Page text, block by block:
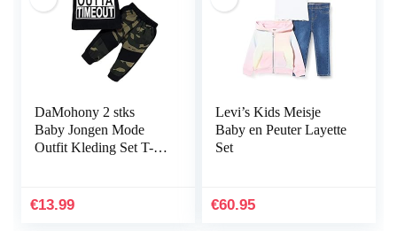
DaMohony 2 stks
Baby Jongen Mode
Outfit Kleding Set T-
€13.99
Levi’s Kids Meisje
Baby en Peuter Layette
Set
€60.95